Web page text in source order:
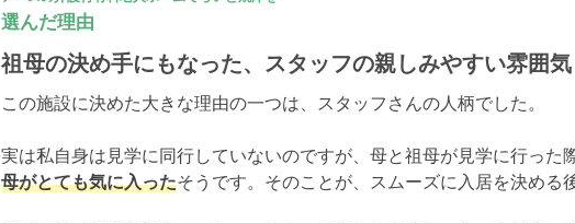
選んだ理由
祖母の決め手にもなった、スタッフの親しみやすい雰囲気
この施設に決めた大きな理由の一つは、スタッフさんの人柄でした。
実は私自身は見学に同行していないのですが、母と祖母が見学に行った際
母がとても気に入ったそうです。そのことが、スムーズに入居を決める